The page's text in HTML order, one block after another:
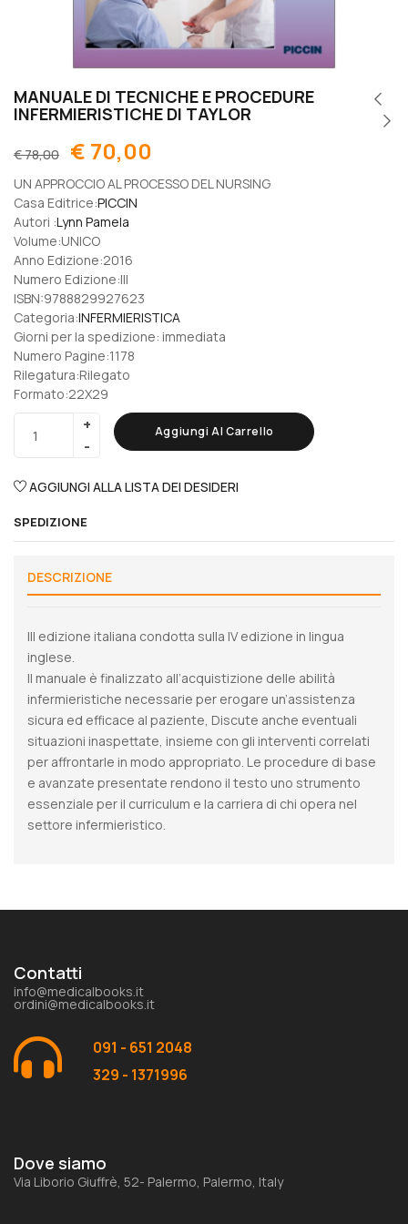
MANUALE DI TECNICHE E PROCEDURE
INFERMIERISTICHE DI TAYLOR
€78,00 € 70,00
UN APPROCCIO AL PROCESSO DEL NURSING
Casa Editrice:PICCIN
Autori :Lynn Pamela
Volume:UNICO
Anno Edizione:2016
Numero Edizione:III
ISBN:9788829927623
Categoria:INFERMIERISTICA
Giorni per la spedizione: immediata
Numero Pagine:1178
Rilegatura:Rilegato
Formato:22X29
Aggiungi Al Carrello
AGGIUNGI ALLA LISTA DEI DESIDERI
SPEDIZIONE
DESCRIZIONE
III edizione italiana condotta sulla IV edizione in lingua
inglese.
Il manuale è finalizzato all’acquistizione delle abilità
infermieristiche necessarie per erogare un’assistenza
sicura ed efficace al paziente, Discute anche eventuali
situazioni inaspettate, insieme con gli interventi correlati
per affrontarle in modo appropriato. Le procedure di base
e avanzate presentate rendono il testo uno strumento
essenziale per il curriculum e la carriera di chi opera nel
settore infermieristico.
Contatti
info@medicalbooks.it
ordini@medicalbooks.it
091 - 651 2048
329 - 1371996
Dove siamo
Via Liborio Giuffrè, 52- Palermo, Palermo, Italy